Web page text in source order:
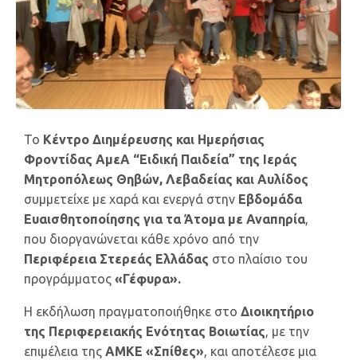
Το Κέντρο Διημέρευσης και Ημερήσιας
Φροντίδας ΑμεΑ “Ειδική Παιδεία” της Ιεράς
Μητροπόλεως Θηβών, Λεβαδείας και Αυλίδος
συμμετείχε με χαρά και ενεργά στην Εβδομάδα
Ευαισθητοποίησης για τα Άτομα με Αναπηρία,
που διοργανώνεται κάθε χρόνο από την
Περιφέρεια Στερεάς Ελλάδας στο πλαίσιο του
προγράμματος «Γέφυρα».
Η εκδήλωση πραγματοποιήθηκε στο Διοικητήριο
της Περιφερειακής Ενότητας Βοιωτίας, με την
επιμέλεια της ΑΜΚΕ «Σπίθες», και αποτέλεσε μια